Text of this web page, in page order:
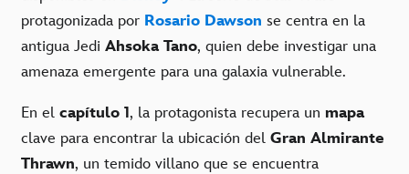
protagonizada por Rosario Dawson se centra en la
antigua Jedi Ahsoka Tano, quien debe investigar una
amenaza emergente para una galaxia vulnerable.
En el capítulo 1, la protagonista recupera un mapa
clave para encontrar la ubicación del Gran Almirante
Thrawn, un temido villano que se encuentra